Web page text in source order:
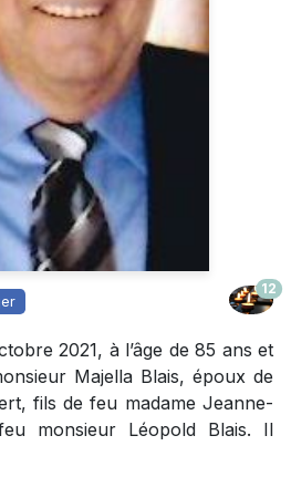
12
2021, à l’âge de 85 ans et
Majella Blais, époux de
fils de feu madame Jeanne-
monsieur Léopold Blais. Il